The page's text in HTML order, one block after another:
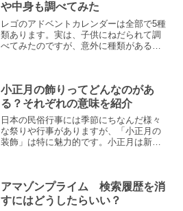
や中身も調べてみた
レゴのアドベントカレンダーは全部で5種
類あります。実は、子供にねだられて調
べてみたのですが、意外に種類があるの
ですね…。9月か...
小正月の飾りってどんなのがあ
る？それぞれの意味を紹介
日本の民俗行事には季節にちなんだ様々
な祭りや行事がありますが、「小正月の
装飾」は特に魅力的です。小正月は新年
うか？さらに、その様々な...
アマゾンプライム 検索履歴を消
すにはどうしたらいい？